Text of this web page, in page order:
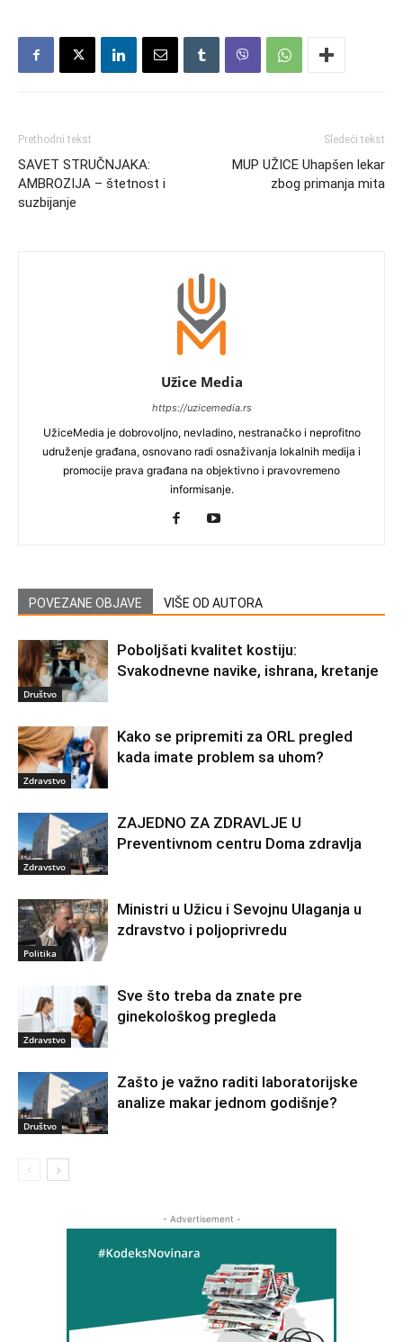
Prethodni tekst
SAVET STRUČNJAKA:
AMBROZIJA – štetnost i
suzbijanje
Sledeći tekst
MUP UŽICE Uhapšen lekar
zbog primanja mita
Užice Media
https://uzicemedia.rs
UžiceMedia je dobrovoljno, nevladino, nestranačko i neprofitno
udruženje građana, osnovano radi osnaživanja lokalnih medija i
promocije prava građana na objektivno i pravovremeno
informisanje.
POVEZANE OBJAVE VIŠE OD AUTORA
Društvo
Poboljšati kvalitet kostiju:
Svakodnevne navike, ishrana, kretanje
Zdravstvo
Kako se pripremiti za ORL pregled
kada imate problem sa uhom?
Zdravstvo
ZAJEDNO ZA ZDRAVLJE U
Preventivnom centru Doma zdravlja
Politika
Ministri u Užicu i Sevojnu Ulaganja u
zdravstvo i poljoprivredu
Zdravstvo
Sve što treba da znate pre
ginekološkog pregleda
Društvo
Zašto je važno raditi laboratorijske
analize makar jednom godišnje?
- Advertisement -